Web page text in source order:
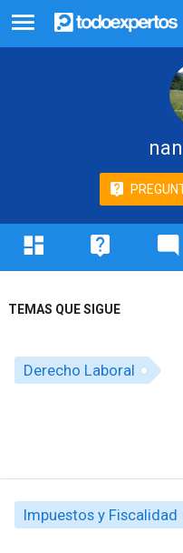
TEMAS QUE SIGUE
Derecho Laboral
Impuestos y Fiscalidad